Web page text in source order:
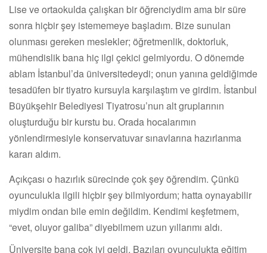
Lise ve ortaokulda çalışkan bir öğrenciydim ama bir süre
sonra hiçbir şey istememeye başladım. Bize sunulan
olunması gereken meslekler; öğretmenlik, doktorluk,
mühendislik bana hiç ilgi çekici gelmiyordu. O dönemde
ablam İstanbul’da üniversitedeydi; onun yanına geldiğimde
tesadüfen bir tiyatro kursuyla karşılaştım ve girdim. İstanbul
Büyükşehir Belediyesi Tiyatrosu’nun alt gruplarının
oluşturduğu bir kurstu bu. Orada hocalarımın
yönlendirmesiyle konservatuvar sınavlarına hazırlanma
kararı aldım.
Açıkçası o hazırlık sürecinde çok şey öğrendim. Çünkü
oyunculukla ilgili hiçbir şey bilmiyordum; hatta oynayabilir
miydim ondan bile emin değildim. Kendimi keşfetmem,
“evet, oluyor galiba” diyebilmem uzun yıllarımı aldı.
Üniversite bana çok iyi geldi. Bazıları oyunculukta eğitim